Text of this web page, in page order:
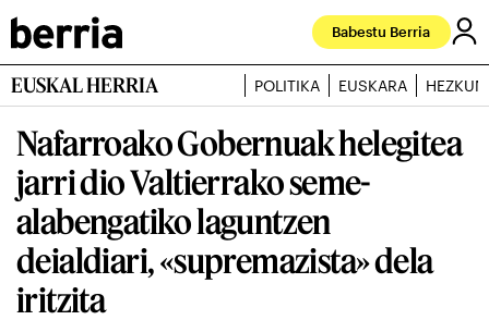
Babestu Berria
EUSKAL HERRIA POLITIKA EUSKARA
Nafarroako Gobernuak helegitea
jarri dio Valtierrako seme-
alabengatiko laguntzen
deialdiari, «supremazista» dela
iritzita